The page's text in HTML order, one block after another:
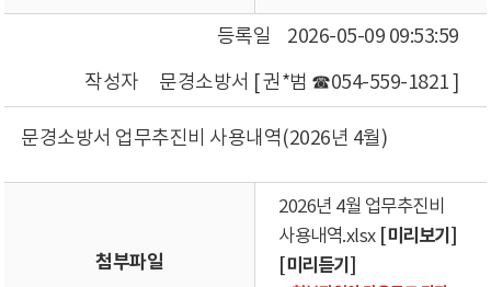
등록일
2026-05-09 09:53:59
작성자
문경소방서 [ 권*범 ☎054-559-1821 ]
문경소방서 업무추진비 사용내역(2026년 4월)
첨부파일
2026년 4월 업무추진비
사용내역.xlsx [미리보기]
[미리듣기]